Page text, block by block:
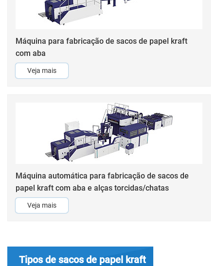
Máquina para fabricação de sacos de papel kraft
com aba
Veja mais
Máquina automática para fabricação de sacos de
papel kraft com aba e alças torcidas/chatas
Veja mais
Tipos de sacos de papel kraft